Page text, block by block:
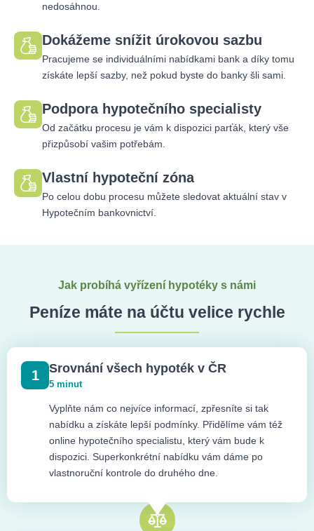
nedosáhnou.
Dokážeme snížit úrokovou sazbu
Pracujeme se individuálními nabídkami bank a díky tomu
získáte lepší sazby, než pokud byste do banky šli sami.
Podpora hypotečního specialisty
Od začátku procesu je vám k dispozici parťák, který vše
přizpůsobí vašim potřebám.
Vlastní hypoteční zóna
Po celou dobu procesu můžete sledovat aktuální stav v
Hypotečním bankovnictví.
Jak probíhá vyřízení hypotéky s námi
Peníze máte na účtu velice rychle
1 Srovnání všech hypoték v ČR
5 minut
Vyplňte nám co nejvíce informací, zpřesníte si tak
nabídku a získáte lepší podmínky. Přidělíme vám též
online hypotečního specialistu, který vám bude k
dispozici. Superkonkrétní nabídku vám dáme po
vlastnoruční kontrole do druhého dne.